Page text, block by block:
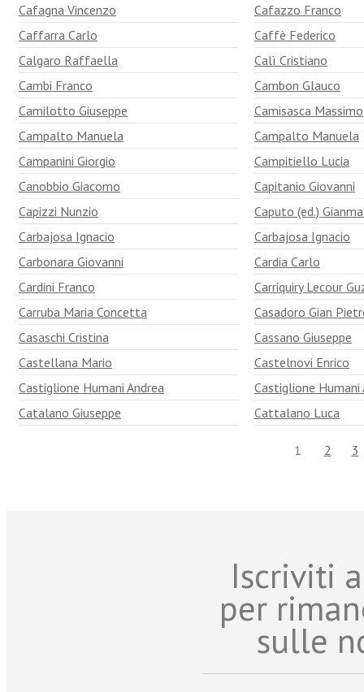
Cafagna Vincenzo
Cafazzo Franco
Caffarra Carlo
Caffè Federico
Calgaro Raffaella
Calì Cristiano
Cambi Franco
Cambon Glauco
Camilotto Giuseppe
Camisasca Massimo
Campalto Manuela
Campalto Manuela
Campanini Giorgio
Campitiello Lucia
Canobbio Giacomo
Capitanio Giovanni
Capizzi Nunzio
Caputo (ed.)
Carbajosa Ignacio
Carbajosa Ignacio
Carbonara Giovanni
Cardia Carlo
Cardini Franco
Carriquiry Lecour
Carruba Maria Concetta
Casadoro Gian
Casaschi Cristina
Cassano Giuseppe
Castellana Mario
Castelnovi Enrico
Castiglione Humani Andrea
Castiglione Humani
Catalano Giuseppe
Cattalano Luca
1 2 3
Iscriviti
per
sulle